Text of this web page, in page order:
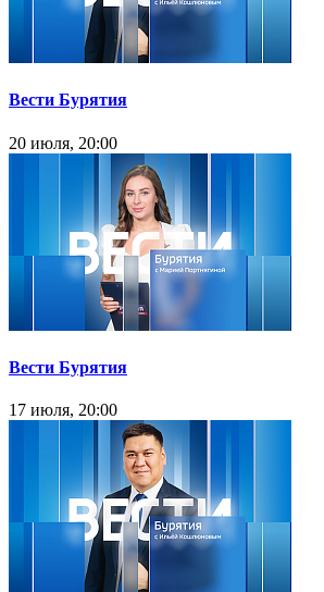
Вести Бурятия
20 июля, 20:00
Вести Бурятия
17 июля, 20:00